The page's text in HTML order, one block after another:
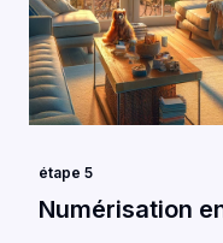
étape 5
Numérisation